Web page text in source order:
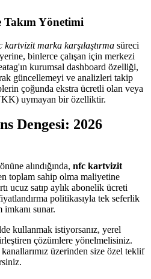
Yönetimi
kartvizit marka karşılaştırma süreci
binlerce çalışan için merkezi
kurumsal dashboard özelliği,
güncellemeyi ve analizleri takip
çoğunda ekstra ücretli olan veya
uymayan bir özelliktir.
Dengesi: 2026
alındığında, nfc kartvizit
toplam sahip olma maliyetine
ucuz satıp aylık abonelik ücreti
politikasıyla tek seferlik
sunar.
kullanmak istiyorsanız, yerel
çözümlere yönelmelisiniz.
üzerinden size özel teklif